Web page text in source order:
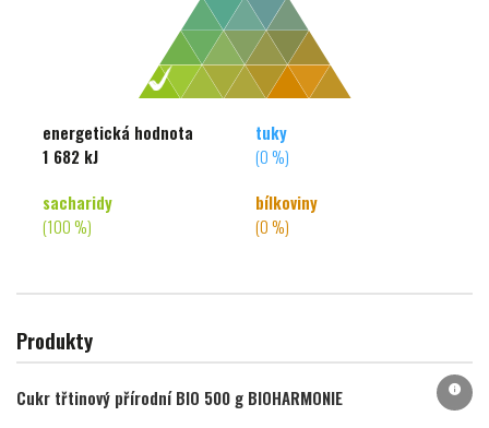
energetická hodnota
1 682 kJ
tuky
(0 %)
sacharidy
(100 %)
bílkoviny
(0 %)
Produkty
Cukr třtinový přírodní BIO 500 g BIOHARMONIE info